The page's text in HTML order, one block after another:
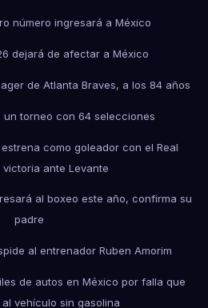
número ingresará a México
dejará de afectar a México
de Atlanta Braves, a los 84 años
un torneo con 64 selecciones
como goleador con el Real
victoria ante Levante
al boxeo este año, confirma su
padre
al entrenador Ruben Amorim
de autos en México por falla que
vehículo sin gasolina